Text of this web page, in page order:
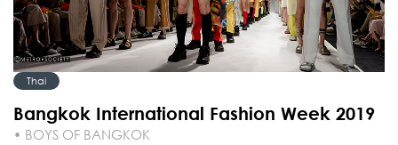
Thai
Bangkok International Fashion Week 2019
• BOYS OF BANGKOK